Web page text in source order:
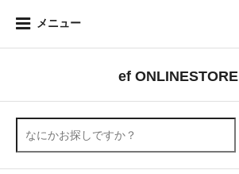
メニュー
ef ONLINESTORE